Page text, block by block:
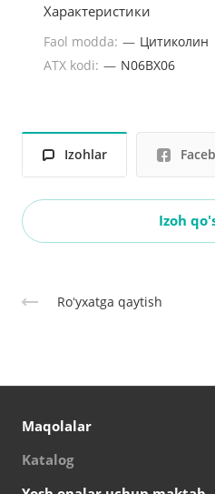
Характеристики
Faol modda: — Цитиколин
ATX kodi: — N06BX06
Izohlar
Izoh
Roʻyxatga qaytish
Maqolalar
Katalog